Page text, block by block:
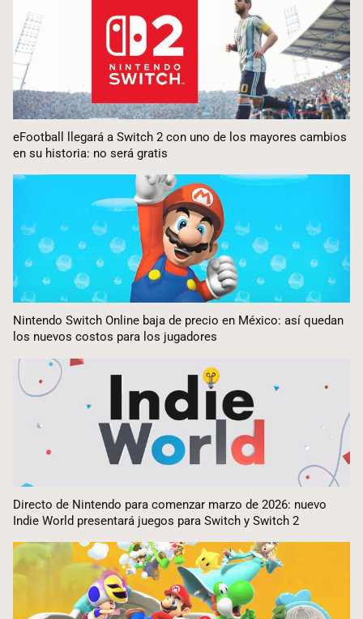
eFootball llegará a Switch 2 con uno de los mayores cambios
en su historia: no será gratis
Nintendo Switch Online baja de precio en México: así quedan
los nuevos costos para los jugadores
Directo de Nintendo para comenzar marzo de 2026: nuevo
Indie World presentará juegos para Switch y Switch 2